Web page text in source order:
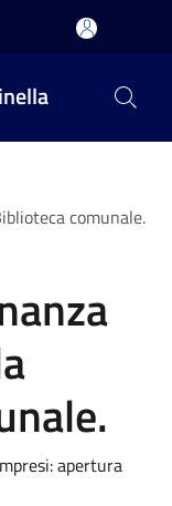
comunale.
apertura